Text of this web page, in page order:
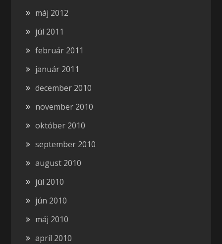
máj 2012
júl 2011
február 2011
január 2011
december 2010
november 2010
október 2010
september 2010
august 2010
júl 2010
jún 2010
máj 2010
apríl 2010